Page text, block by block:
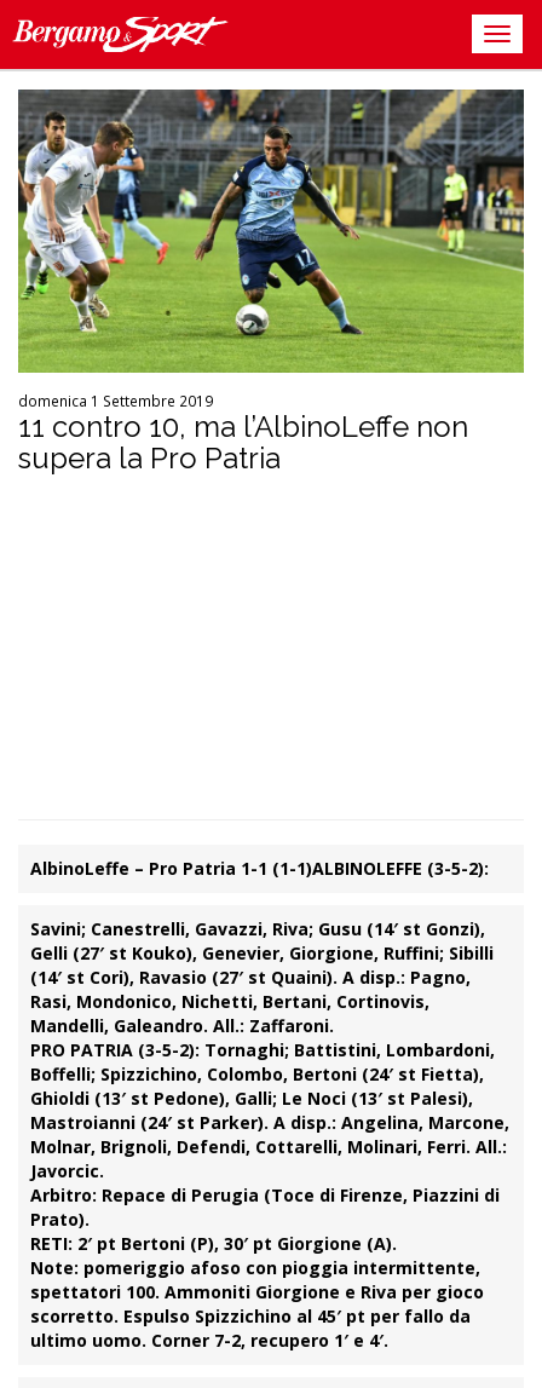
domenica 1 Settembre 2019
11 contro 10, ma l’AlbinoLeffe non
supera la Pro Patria
AlbinoLeffe – Pro Patria 1-1 (1-1)ALBINOLEFFE (3-5-2):
Savini; Canestrelli, Gavazzi, Riva; Gusu (14′ st Gonzi),
Gelli (27′ st Kouko), Genevier, Giorgione, Ruffini; Sibilli
(14′ st Cori), Ravasio (27′ st Quaini). A disp.: Pagno,
Rasi, Mondonico, Nichetti, Bertani, Cortinovis,
Mandelli, Galeandro. All.: Zaffaroni.
PRO PATRIA (3-5-2): Tornaghi; Battistini, Lombardoni,
Boffelli; Spizzichino, Colombo, Bertoni (24′ st Fietta),
Ghioldi (13′ st Pedone), Galli; Le Noci (13′ st Palesi),
Mastroianni (24′ st Parker). A disp.: Angelina, Marcone,
Molnar, Brignoli, Defendi, Cottarelli, Molinari, Ferri. All.:
Javorcic.
Arbitro: Repace di Perugia (Toce di Firenze, Piazzini di
Prato).
RETI: 2′ pt Bertoni (P), 30′ pt Giorgione (A).
Note: pomeriggio afoso con pioggia intermittente,
spettatori 100. Ammoniti Giorgione e Riva per gioco
scorretto. Espulso Spizzichino al 45′ pt per fallo da
ultimo uomo. Corner 7-2, recupero 1′ e 4′.